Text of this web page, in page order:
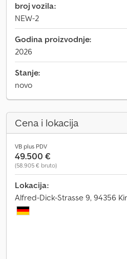
broj vozila:
NEW-2
Godina proizvodnje:
2026
Stanje:
novo
Cena i lokacija
VB plus PDV
49.500 €
(58.905 € bruto)
Lokacija:
Alfred-Dick-Strasse 9, 94356